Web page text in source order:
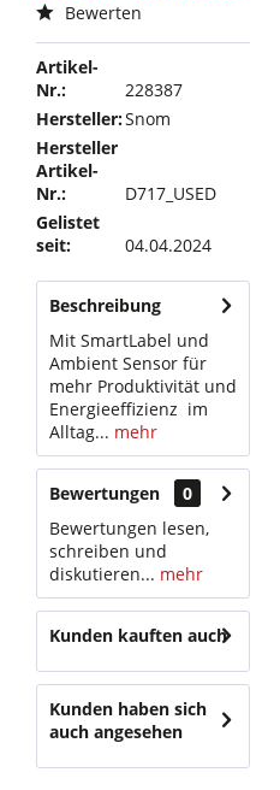
Bewerten
Artikel-
Nr.:
228387
Hersteller:Snom
Hersteller
Artikel-
Nr.:
D717_USED
Gelistet
seit:
04.04.2024
Beschreibung
Mit SmartLabel und
Ambient Sensor für
mehr Produktivität und
Energieeffizienz im
Alltag... mehr
Bewertungen
0
Bewertungen lesen,
schreiben und
diskutieren... mehr
Kunden kauften auch
Kunden haben sich
auch angesehen